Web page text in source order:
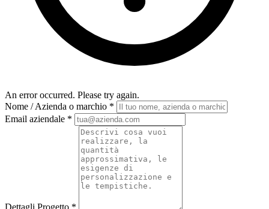
An error occurred. Please try again.
Nome / Azienda o marchio *
Email aziendale *